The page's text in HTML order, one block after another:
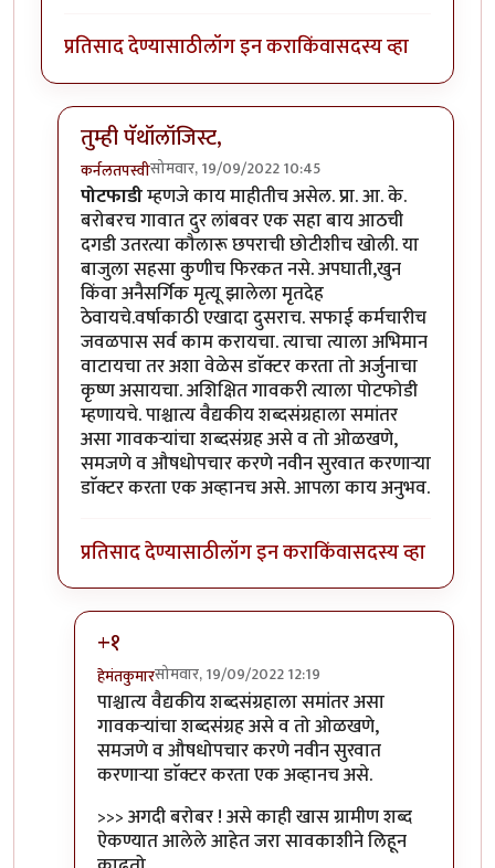
प्रतिसाद देण्यासाठीलॉग इन कराकिंवासदस्य व्हा
तुम्ही पॅथॉलॉजिस्ट,
कर्नलतपस्वीसोमवार, 19/09/2022 10:45
In reply toधन्यवाद !byहेमंतकुमार
पोटफाडीम्हणजे काय माहीतीच असेल. प्रा. आ. के.
बरोबरच गावात दुर लांबवर एक सहा बाय आठची
दगडी उतरत्या कौलारू छपराची छोटीशीच खोली. या
बाजुला सहसा कुणीच फिरकत नसे. अपघाती,खुन
किंवा अनैसर्गिक मृत्यू झालेला मृतदेह
ठेवायचे.वर्षाकाठी एखादा दुसराच. सफाई कर्मचारीच
जवळपास सर्व काम करायचा. त्याचा त्याला अभिमान
वाटायचा तर अशा वेळेस डाॅक्टर करता तो अर्जुनाचा
कृष्ण असायचा. अशिक्षित गावकरी त्याला पोटफोडी
म्हणायचे. पाश्चात्य वैद्यकीय शब्दसंग्रहाला समांतर
असा गावकऱ्यांचा शब्दसंग्रह असे व तो ओळखणे,
समजणे व औषधोपचार करणे नवीन सुरवात करणाऱ्या
डाॅक्टर करता एक अव्हानच असे. आपला काय अनुभव.
प्रतिसाद देण्यासाठीलॉग इन कराकिंवासदस्य व्हा
+१
हेमंतकुमारसोमवार, 19/09/2022 12:19
In reply toतुम्ही पॅथॉलॉजिस्ट,byकर्नलतपस्वी
पाश्चात्य वैद्यकीय शब्दसंग्रहाला समांतर असा
गावकऱ्यांचा शब्दसंग्रह असे व तो ओळखणे,
समजणे व औषधोपचार करणे नवीन सुरवात
करणाऱ्या डाॅक्टर करता एक अव्हानच असे.
>>> अगदी बरोबर ! असे काही खास ग्रामीण शब्द
ऐकण्यात आलेले आहेत जरा सावकाशीने लिहून